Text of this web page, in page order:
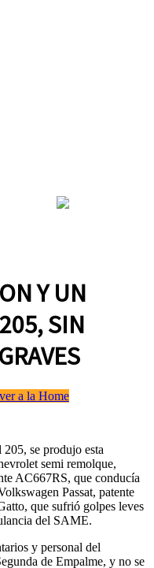
Y UN
SIN
a la Home
se produjo esta
semi remolque,
AC667RS, que conducía
Passat, patente
que sufrió golpes leves
del SAME.
y personal del
de Empalme, y no se